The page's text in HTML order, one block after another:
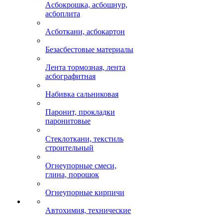
Асбокрошка, асбошнур,
асбоплита
Асботкани, асбокартон
Безасбестовые материалы
Лента тормозная, лента
асбографитная
Набивка сальниковая
Паронит, прокладки
паронитовые
Стеклоткани, текстиль
строительный
Огнеупорные смеси,
глина, порошок
Огнеупорные кирпичи
Автохимия, технические